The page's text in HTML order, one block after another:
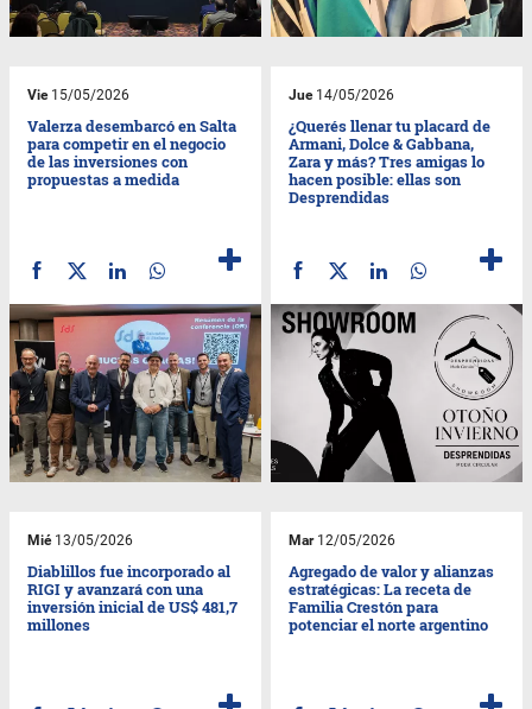
Vie15/05/2026
Valerza desembarcó en Salta
para competir en el negocio
de las inversiones con
propuestas a medida
Jue14/05/2026
¿Querés llenar tu placard de
Armani, Dolce & Gabbana,
Zara y más? Tres amigas lo
hacen posible: ellas son
Desprendidas
Mié13/05/2026
Diablillos fue incorporado al
RIGI y avanzará con una
inversión inicial de US$ 481,7
millones
Mar12/05/2026
Agregado de valor y alianzas
estratégicas: La receta de
Familia Crestón para
potenciar el norte argentino